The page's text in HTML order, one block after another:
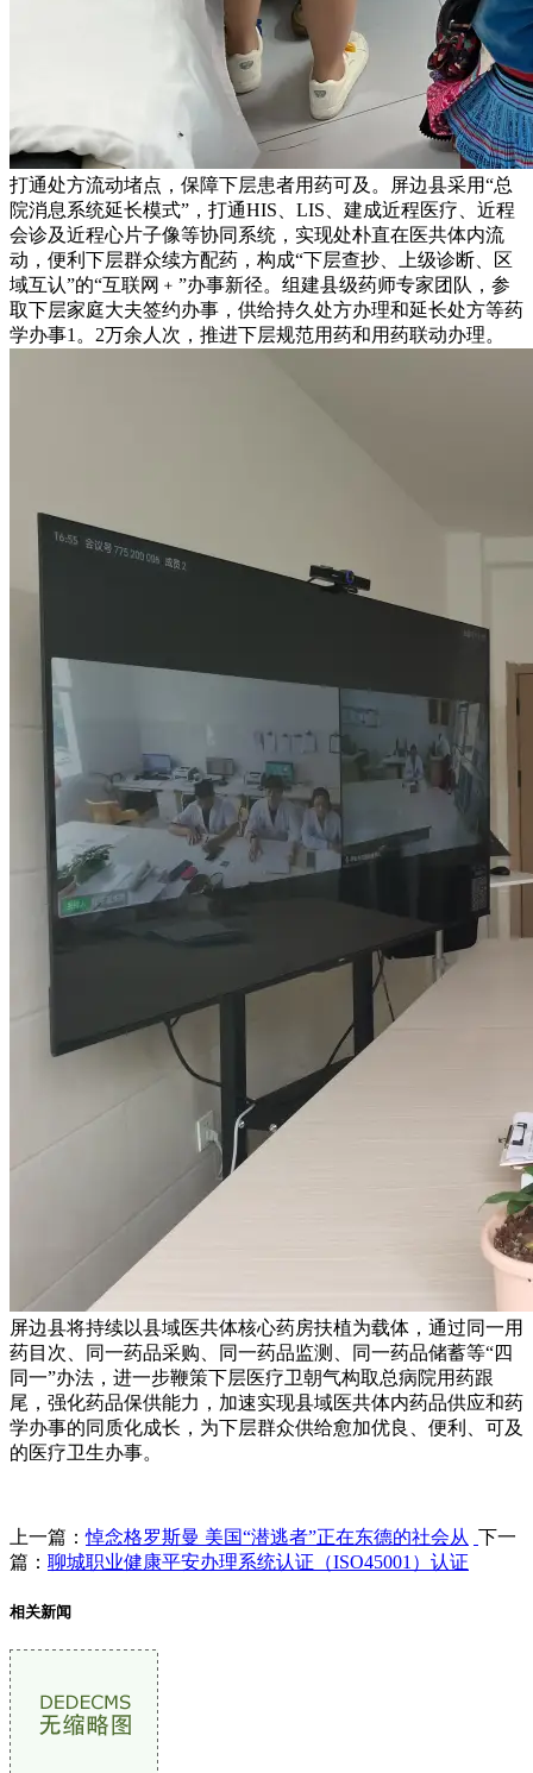
打通处方流动堵点，保障下层患者用药可及。屏边县采用“总
院消息系统延长模式”，打通HIS、LIS、建成近程医疗、近程
会诊及近程心片子像等协同系统，实现处朴直在医共体内流
动，便利下层群众续方配药，构成“下层查抄、上级诊断、区
域互认”的“互联网﹢”办事新径。组建县级药师专家团队，参
取下层家庭大夫签约办事，供给持久处方办理和延长处方等药
学办事1。2万余人次，推进下层规范用药和用药联动办理。
屏边县将持续以县域医共体核心药房扶植为载体，通过同一用
药目次、同一药品采购、同一药品监测、同一药品储蓄等“四
同一”办法，进一步鞭策下层医疗卫朝气构取总病院用药跟
尾，强化药品保供能力，加速实现县域医共体内药品供应和药
学办事的同质化成长，为下层群众供给愈加优良、便利、可及
的医疗卫生办事。
上一篇：悼念格罗斯曼 美国“潜逃者”正在东德的社会从 下一
篇： 聊城职业健康平安办理系统认证（ISO45001）认证
相关新闻